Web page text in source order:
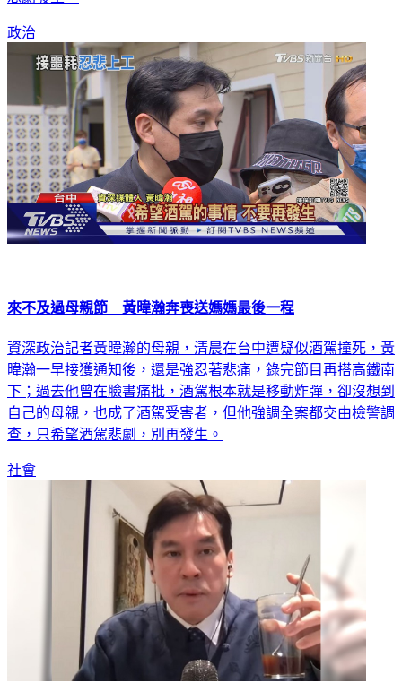
政治
來不及過母親節 黃暐瀚奔喪送媽媽最後一程
資深政治記者黃暐瀚的母親，清晨在台中遭疑似酒駕撞死，黃
暐瀚一早接獲通知後，還是強忍著悲痛，錄完節目再搭高鐵南
下；過去他曾在臉書痛批，酒駕根本就是移動炸彈，卻沒想到
自己的母親，也成了酒駕受害者，但他強調全案都交由檢警調
查，只希望酒駕悲劇，別再發生。
社會